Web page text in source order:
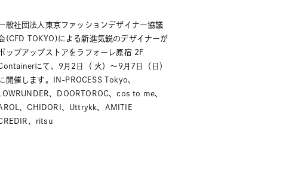
般社団法人東京ファッションデザイナー協議
(CFD TOKYO)による新進気鋭のデザイナーが
ップアップストアをラフォーレ原宿 2F
にて、9月2日（ 火）〜9月7日（日）
開催します。IN-PROCESS Tokyo、
LOWRUNDER、DOORTOROC、cos to me、
、CHIDORI、Uttrykk、AMITIE
、ritsu